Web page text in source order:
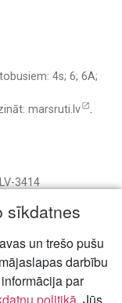
4s; 6; 6A;
marsruti.lv .
3414
sīkdatnes
un trešo pušu
darbību
par